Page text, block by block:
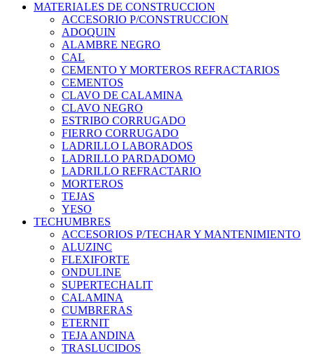
MATERIALES DE CONSTRUCCION
ACCESORIO P/CONSTRUCCION
ADOQUIN
ALAMBRE NEGRO
CAL
CEMENTO Y MORTEROS REFRACTARIOS
CEMENTOS
CLAVO DE CALAMINA
CLAVO NEGRO
ESTRIBO CORRUGADO
FIERRO CORRUGADO
LADRILLO LABORADOS
LADRILLO PARDADOMO
LADRILLO REFRACTARIO
MORTEROS
TEJAS
YESO
TECHUMBRES
ACCESORIOS P/TECHAR Y MANTENIMIENTO
ALUZINC
FLEXIFORTE
ONDULINE
SUPERTECHALIT
CALAMINA
CUMBRERAS
ETERNIT
TEJA ANDINA
TRASLUCIDOS